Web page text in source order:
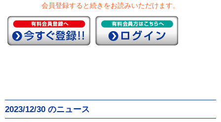
会員登録すると続きをお読みいただけます。
2023/12/30 のニュース